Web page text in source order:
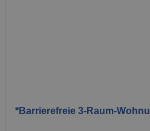
*Barrierefreie 3-Raum-